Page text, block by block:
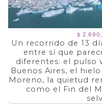
$
Un recorrido de 13
entre sí que
diferentes: el pulso
Buenos Aires, el
Moreno, la quietud
como el Fin del